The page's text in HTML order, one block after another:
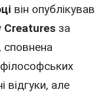
він опублікував
Creatures за
сповнена
відгуки, але